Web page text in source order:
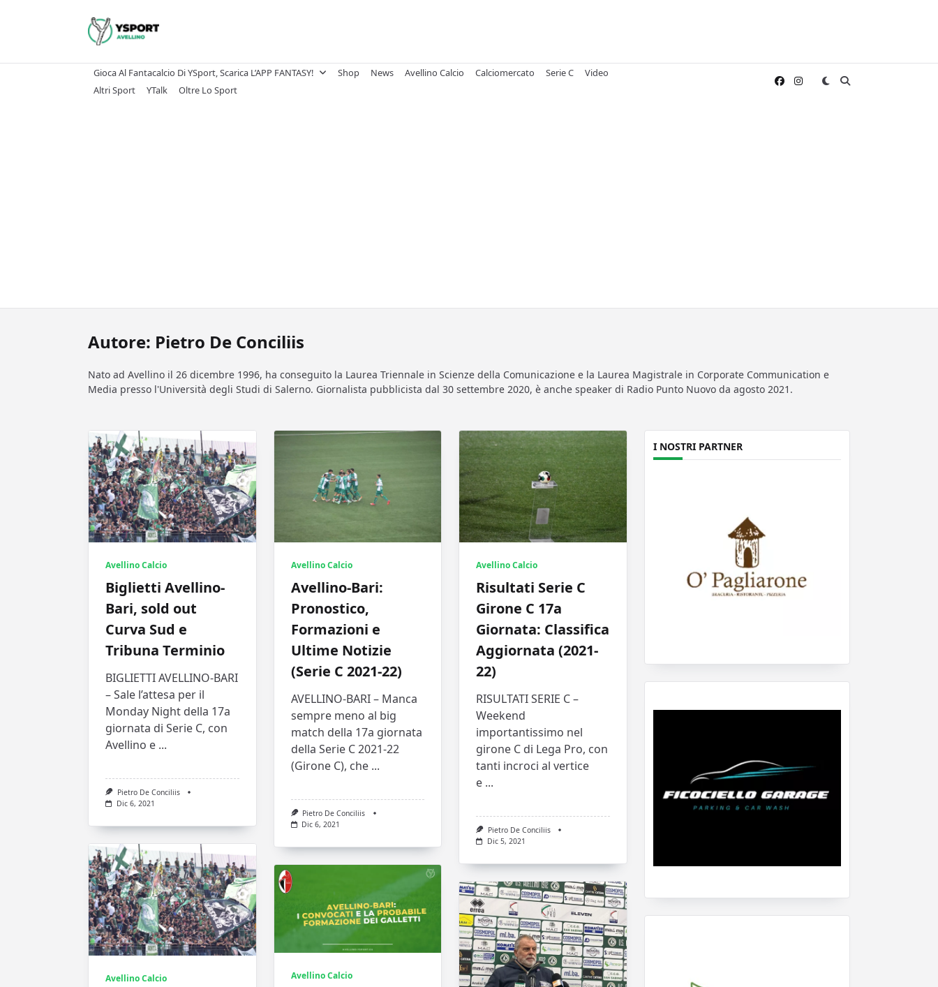
Gioca Al Fantacalcio Di YSport, Scarica L’APP FANTASY! Shop News Avellino Calcio Calciomercato Serie C
Video
Altri Sport
YTalk Oltre Lo Sport
Autore: Pietro De Conciliis
Nato ad Avellino il 26 dicembre 1996, ha conseguito la Laurea Triennale in Scienze della Comunicazione e la Laurea Magistrale in Corporate Communication e
Media presso l'Università degli Studi di Salerno. Giornalista pubblicista dal 30 settembre 2020, è anche speaker di Radio Punto Nuovo da agosto 2021.
Avellino Calcio
Biglietti Avellino-
Bari, sold out
Curva Sud e
Tribuna Terminio
BIGLIETTI AVELLINO-BARI
– Sale l’attesa per il
Monday Night della 17a
giornata di Serie C, con
Avellino e ...
Pietro De Conciliis
Dic 6, 2021
Avellino Calcio
Avellino-Bari:
Pronostico,
Formazioni e
Ultime Notizie
(Serie C 2021-22)
AVELLINO-BARI – Manca
sempre meno al big
match della 17a giornata
della Serie C 2021-22
(Girone C), che ...
Pietro De Conciliis
Dic 6, 2021
Avellino Calcio
Risultati Serie C
Girone C 17a
Giornata: Classifica
Aggiornata (2021-
22)
RISULTATI SERIE C –
Weekend
importantissimo nel
girone C di Lega Pro, con
tanti incroci al vertice
e ...
Pietro De Conciliis
Dic 5, 2021
Avellino Calcio Avellino Calcio
I NOSTRI PARTNER